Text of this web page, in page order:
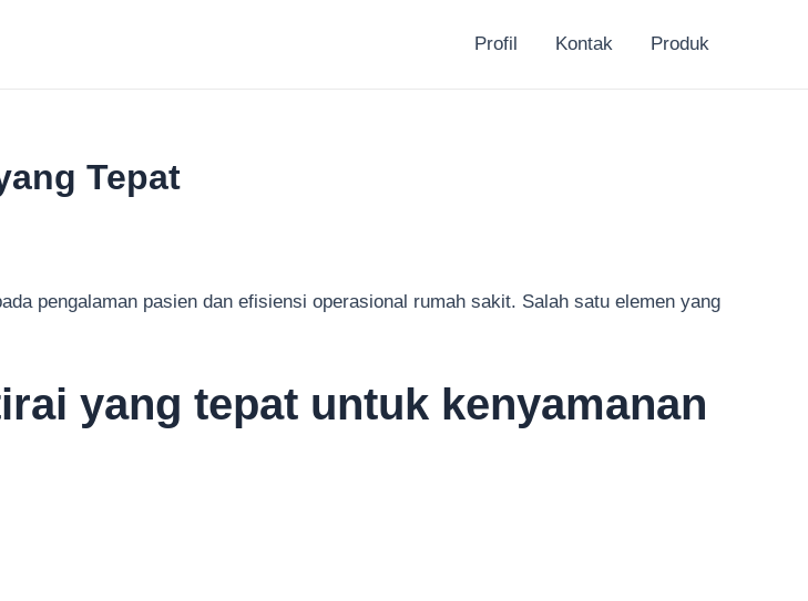
Profil Kontak Produk
Tepat
pengalaman pasien dan efisiensi operasional rumah sakit. Salah satu elemen yang
yang tepat untuk kenyamanan